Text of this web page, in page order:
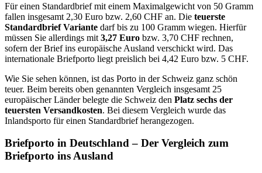
Für einen Standardbrief mit einem Maximalgewicht von 50 Gramm
fallen insgesamt 2,30 Euro bzw. 2,60 CHF an. Die teuerste
Standardbrief Variante darf bis zu 100 Gramm wiegen. Hierfür
müssen Sie allerdings mit 3,27 Euro bzw. 3,70 CHF rechnen,
sofern der Brief ins europäische Ausland verschickt wird. Das
internationale Briefporto liegt preislich bei 4,42 Euro bzw. 5 CHF.
Wie Sie sehen können, ist das Porto in der Schweiz ganz schön
teuer. Beim bereits oben genannten Vergleich insgesamt 25
europäischer Länder belegte die Schweiz den Platz sechs der
teuersten Versandkosten. Bei diesem Vergleich wurde das
Inlandsporto für einen Standardbrief herangezogen.
Briefporto in Deutschland – Der Vergleich zum
Briefporto ins Ausland